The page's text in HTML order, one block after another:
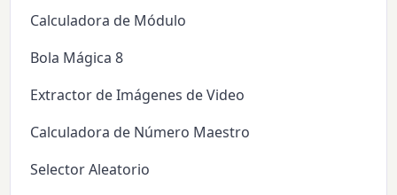
Calculadora de Módulo
Bola Mágica 8
Extractor de Imágenes de Video
Calculadora de Número Maestro
Selector Aleatorio